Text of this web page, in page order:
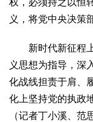
权，必须持之以恒
义，将党中央决策
新时代新征程上
义思想为指导，深
化战线担责于肩、
化上坚持党的执政
（记者丁小溪、范